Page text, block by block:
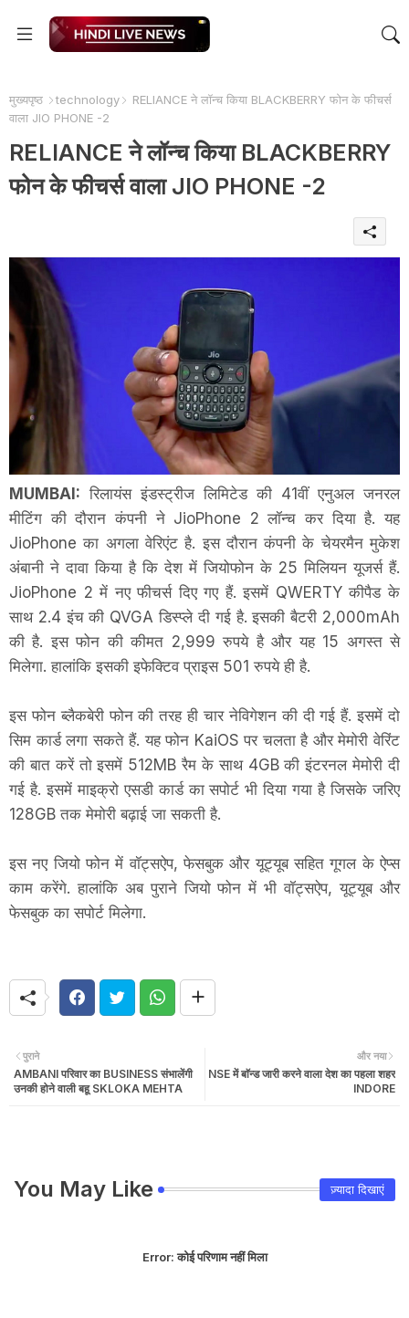
मुख्यपृष्ठ technology
RELIANCE ने लॉन्च किया BLACKBERRY फोन के फीचर्स
वाला JIO PHONE -2
RELIANCE ने लॉन्च किया BLACKBERRY
फोन के फीचर्स वाला JIO PHONE -2
MUMBAI: रिलायंस इंडस्ट्रीज लिमिटेड की 41वीं एनुअल जनरल
मीटिंग की दौरान कंपनी ने JioPhone 2 लॉन्च कर दिया है. यह
JioPhone का अगला वेरिएंट है. इस दौरान कंपनी के चेयरमैन मुकेश
अंबानी ने दावा किया है कि देश में जियोफोन के 25 मिलियन यूजर्स हैं.
JioPhone 2 में नए फीचर्स दिए गए हैं. इसमें QWERTY कीपैड के
साथ 2.4 इंच की QVGA डिस्प्ले दी गई है. इसकी बैटरी 2,000mAh
की है. इस फोन की कीमत 2,999 रुपये है और यह 15 अगस्त से
मिलेगा. हालांकि इसकी इफेक्टिव प्राइस 501 रुपये ही है.
इस फोन ब्लैकबेरी फोन की तरह ही चार नेविगेशन की दी गई हैं. इसमें दो
सिम कार्ड लगा सकते हैं. यह फोन KaiOS पर चलता है और मेमोरी वेरिंट
की बात करें तो इसमें 512MB रैम के साथ 4GB की इंटरनल मेमोरी दी
गई है. इसमें माइक्रो एसडी कार्ड का सपोर्ट भी दिया गया है जिसके जरिए
128GB तक मेमोरी बढ़ाई जा सकती है.
इस नए जियो फोन में वॉट्सऐप, फेसबुक और यूट्यूब सहित गूगल के ऐप्स
काम करेंगे. हालांकि अब पुराने जियो फोन में भी वॉट्सऐप, यूट्यूब और
फेसबुक का सपोर्ट मिलेगा.
और नया
NSE में बाॅन्ड जारी करने वाला देश का पहला शहर
INDORE
पुराने
AMBANI परिवार का BUSINESS संभालेंगी
उनकी होने वाली बहू SKLOKA MEHTA
You May Like ज़्यादा दिखाएं
Error:कोई परिणाम नहीं मिला